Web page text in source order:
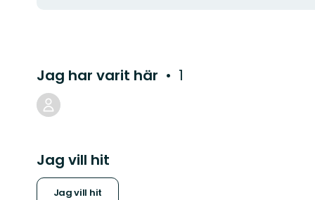
Jag har varit här 1
Jag vill hit
Jag vill hit